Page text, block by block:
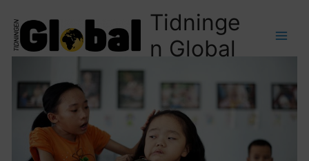
Tidninge
n Global